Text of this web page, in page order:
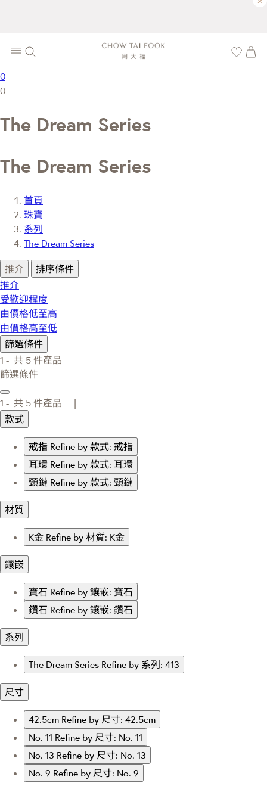
0
0
The Dream Series
The Dream Series
首頁
珠寶
系列
The Dream Series
推介
排序條件
推介
受歡迎程度
由價格低至高
由價格高至低
篩選條件
1 - 共 5 件產品
篩選條件
1 - 共 5 件產品 |
款式
戒指 Refine by 款式: 戒指
耳環 Refine by 款式: 耳環
頸鏈 Refine by 款式: 頸鏈
材質
K金 Refine by 材質: K金
鑲嵌
寶石 Refine by 鑲嵌: 寶石
鑽石 Refine by 鑲嵌: 鑽石
系列
The Dream Series Refine by 系列: 413
尺寸
42.5cm Refine by 尺寸: 42.5cm
No. 11 Refine by 尺寸: No. 11
No. 13 Refine by 尺寸: No. 13
No. 9 Refine by 尺寸: No. 9